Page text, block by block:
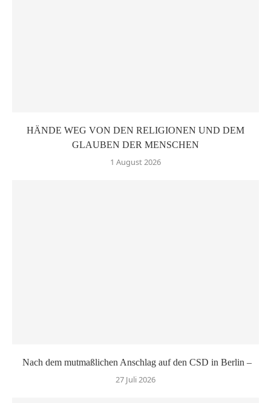
HÄNDE WEG VON DEN RELIGIONEN UND DEM
GLAUBEN DER MENSCHEN
1 August 2026
Nach dem mutmaßlichen Anschlag auf den CSD in Berlin –
27 Juli 2026